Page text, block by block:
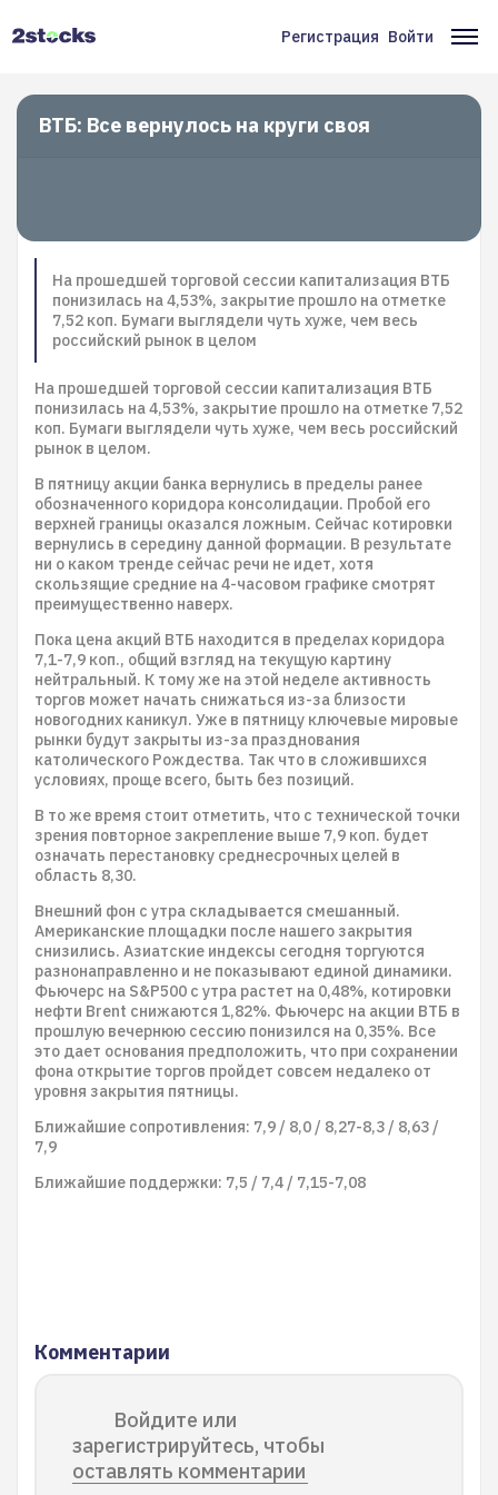
Меню
учётной
записи
Регистрация Войти
ВТБ: Все вернулось на круги своя
На прошедшей торговой сессии капитализация ВТБ
понизилась на 4,53%, закрытие прошло на отметке
7,52 коп. Бумаги выглядели чуть хуже, чем весь
российский рынок в целом
На прошедшей торговой сессии капитализация ВТБ
понизилась на 4,53%, закрытие прошло на отметке 7,52
коп. Бумаги выглядели чуть хуже, чем весь российский
рынок в целом.
В пятницу акции банка вернулись в пределы ранее
обозначенного коридора консолидации. Пробой его
верхней границы оказался ложным. Сейчас котировки
вернулись в середину данной формации. В результате
ни о каком тренде сейчас речи не идет, хотя
скользящие средние на 4-часовом графике смотрят
преимущественно наверх.
Пока цена акций ВТБ находится в пределах коридора
7,1-7,9 коп., общий взгляд на текущую картину
нейтральный. К тому же на этой неделе активность
торгов может начать снижаться из-за близости
новогодних каникул. Уже в пятницу ключевые мировые
рынки будут закрыты из-за празднования
католического Рождества. Так что в сложившихся
условиях, проще всего, быть без позиций.
В то же время стоит отметить, что с технической точки
зрения повторное закрепление выше 7,9 коп. будет
означать перестановку среднесрочных целей в
область 8,30.
Внешний фон с утра складывается смешанный.
Американские площадки после нашего закрытия
снизились. Азиатские индексы сегодня торгуются
разнонаправленно и не показывают единой динамики.
Фьючерс на S&P500 с утра растет на 0,48%, котировки
нефти Brent снижаются 1,82%. Фьючерс на акции ВТБ в
прошлую вечернюю сессию понизился на 0,35%. Все
это дает основания предположить, что при сохранении
фона открытие торгов пройдет совсем недалеко от
уровня закрытия пятницы.
Ближайшие сопротивления: 7,9 / 8,0 / 8,27-8,3 / 8,63 /
7,9
Ближайшие поддержки: 7,5 / 7,4 / 7,15-7,08
Комментарии
Войдите или
зарегистрируйтесь, чтобы
оставлять комментарии